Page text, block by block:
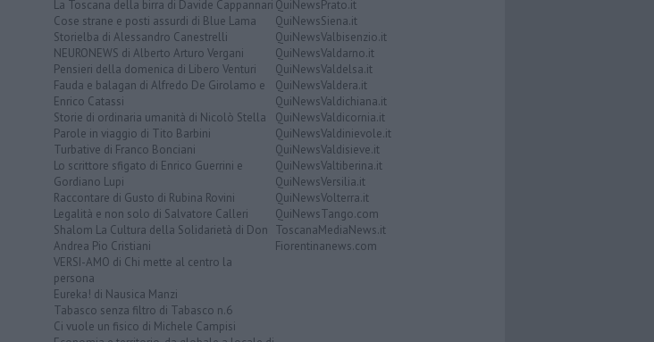
La Toscana della birra di Davide Cappannari
Cose strane e posti assurdi di Blue Lama
Storielba di Alessandro Canestrelli
NEURONEWS di Alberto Arturo Vergani
Pensieri della domenica di Libero Venturi
Fauda e balagan di Alfredo De Girolamo e
Enrico Catassi
Storie di ordinaria umanità di Nicolò Stella
Parole in viaggio di Tito Barbini
Turbative di Franco Bonciani
Lo scrittore sfigato di Enrico Guerrini e
Gordiano Lupi
Raccontare di Gusto di Rubina Rovini
Legalità e non solo di Salvatore Calleri
Shalom La Cultura della Solidarietà di Don
Andrea Pio Cristiani
VERSI-AMO di Chi mette al centro la
persona
Eureka! di Nausica Manzi
Tabasco senza filtro di Tabasco n.6
Ci vuole un fisico di Michele Campisi
QuiNewsPrato.it
QuiNewsSiena.it
QuiNewsValbisenzio.it
QuiNewsValdarno.it
QuiNewsValdelsa.it
QuiNewsValdera.it
QuiNewsValdichiana.it
QuiNewsValdicornia.it
QuiNewsValdinievole.it
QuiNewsValdisieve.it
QuiNewsValtiberina.it
QuiNewsVersilia.it
QuiNewsVolterra.it
QuiNewsTango.com
ToscanaMediaNews.it
Fiorentinanews.com